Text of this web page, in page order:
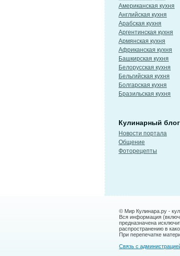
Американская кухня
Английская кухня
Арабская кухня
Аргентинская кухня
Армянская кухня
Африканская кухня
Башкирская кухня
Белорусская кухня
Бельгийская кухня
Болгарская кухня
Бразильская кухня
Кулинарный блог
Новости портала
Общение
Фоторецепты
© Мир Кулинара.ру -
Вся информация
предназначена
распространению в
При перепечатке
Связь с